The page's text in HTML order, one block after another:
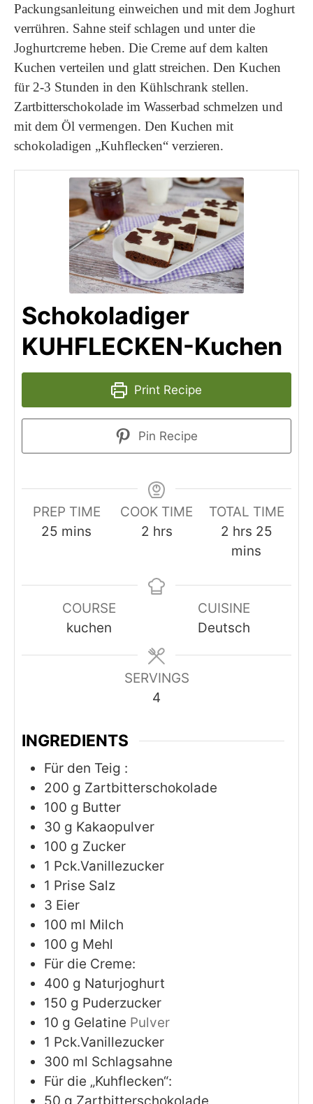
Packungsanleitung einweichen und mit dem Joghurt
verrühren. Sahne steif schlagen und unter die
Joghurtcreme heben. Die Creme auf dem kalten
Kuchen verteilen und glatt streichen. Den Kuchen
für 2-3 Stunden in den Kühlschrank stellen.
Zartbitterschokolade im Wasserbad schmelzen und
mit dem Öl vermengen. Den Kuchen mit
schokoladigen „Kuhflecken“ verzieren.
Schokoladiger
KUHFLECKEN-Kuchen
Print Recipe
Pin Recipe
PREP TIME
25 minutes
mins
COOK TIME
2 hours
hrs
TOTAL TIME
2 hours
hrs 25
mins
COURSE
kuchen
CUISINE
Deutsch
SERVINGS
4
INGREDIENTS
Für den Teig :
200 g Zartbitterschokolade
100 g Butter
30 g Kakaopulver
100 g Zucker
1 Pck.Vanillezucker
1 Prise Salz
3 Eier
100 ml Milch
100 g Mehl
Für die Creme:
400 g Naturjoghurt
150 g Puderzucker
10 g Gelatine Pulver
1 Pck.Vanillezucker
300 ml Schlagsahne
Für die „Kuhflecken“: